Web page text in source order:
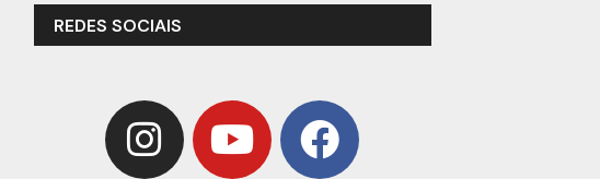
REDES SOCIAIS